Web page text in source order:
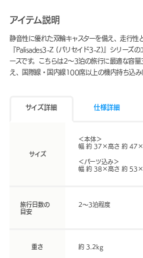
アイテム説明
静音性に優れた双輪キャスターを備え、走行性
『Palisades3-Z (パリセイド3-Z)』シリーズの
ースです。こちらは2～3泊の旅行に最適な容
え、国際線・国内線100席以上の機内持ち込み
サイズ詳細 仕様詳細
サイズ
＜本体＞
幅 約 37×高さ 約
＜パーツ込み＞
幅 約 38×高さ 約
旅行日数の
目安
2～3泊程度
重さ 約 3.2kg